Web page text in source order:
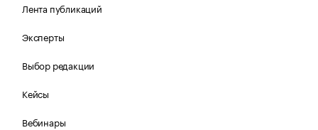
Лента публикаций
Эксперты
Выбор редакции
Кейсы
Вебинары